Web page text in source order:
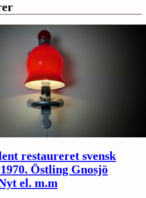
restaureret svensk
Östling Gnosjö
el. m.m